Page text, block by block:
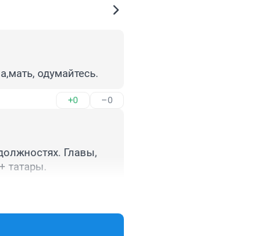
одумайтесь.
+0 –0
Главы,
татары.